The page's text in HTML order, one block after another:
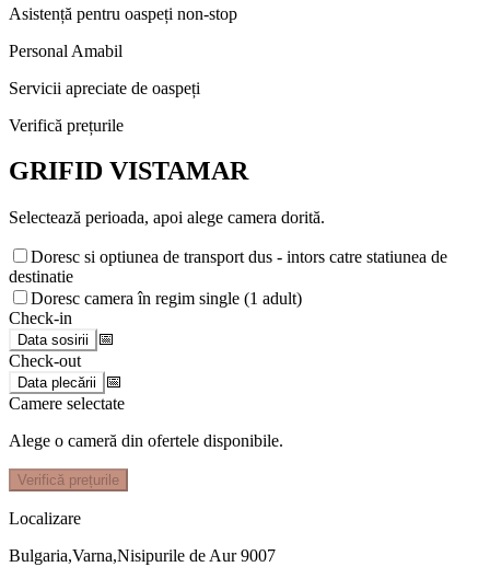
Asistență pentru oaspeți non-stop
Personal Amabil
Servicii apreciate de oaspeți
Verifică prețurile
GRIFID VISTAMAR
Selectează perioada, apoi alege camera dorită.
Doresc si optiunea de transport dus - intors catre statiunea de
destinatie
Doresc camera în regim single (1 adult)
Check-in
Data sosirii
📅
Check-out
Data plecării
📅
Camere selectate
Alege o cameră din ofertele disponibile.
Verifică prețurile
Localizare
Bulgaria,Varna,Nisipurile de Aur 9007